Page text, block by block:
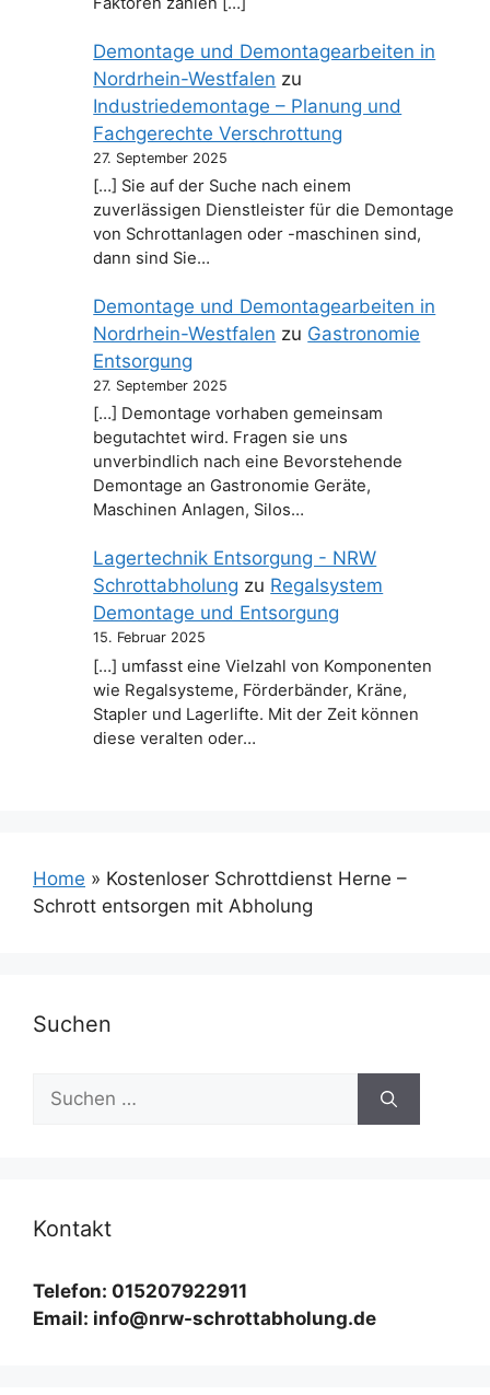
Demontage und Demontagearbeiten in
Nordrhein-Westfalen zu
Industriedemontage – Planung und
Fachgerechte Verschrottung
27. September 2025
[…] Sie auf der Suche nach einem
zuverlässigen Dienstleister für die Demontage
von Schrottanlagen oder -maschinen sind,
dann sind Sie…
Demontage und Demontagearbeiten in
Nordrhein-Westfalen zu Gastronomie
Entsorgung
27. September 2025
[…] Demontage vorhaben gemeinsam
begutachtet wird. Fragen sie uns
unverbindlich nach eine Bevorstehende
Demontage an Gastronomie Geräte,
Maschinen Anlagen, Silos…
Lagertechnik Entsorgung - NRW
Schrottabholung zu Regalsystem
Demontage und Entsorgung
15. Februar 2025
[…] umfasst eine Vielzahl von Komponenten
wie Regalsysteme, Förderbänder, Kräne,
Stapler und Lagerlifte. Mit der Zeit können
diese veralten oder…
Home » Kostenloser Schrottdienst Herne –
Schrott entsorgen mit Abholung
Suchen
Suchen
nach:
Kontakt
Telefon: 015207922911
Email: info@nrw-schrottabholung.de